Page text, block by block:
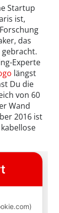
Startup
ist,
das
Experte
längst
Du die
von 60
Wand
2016 ist